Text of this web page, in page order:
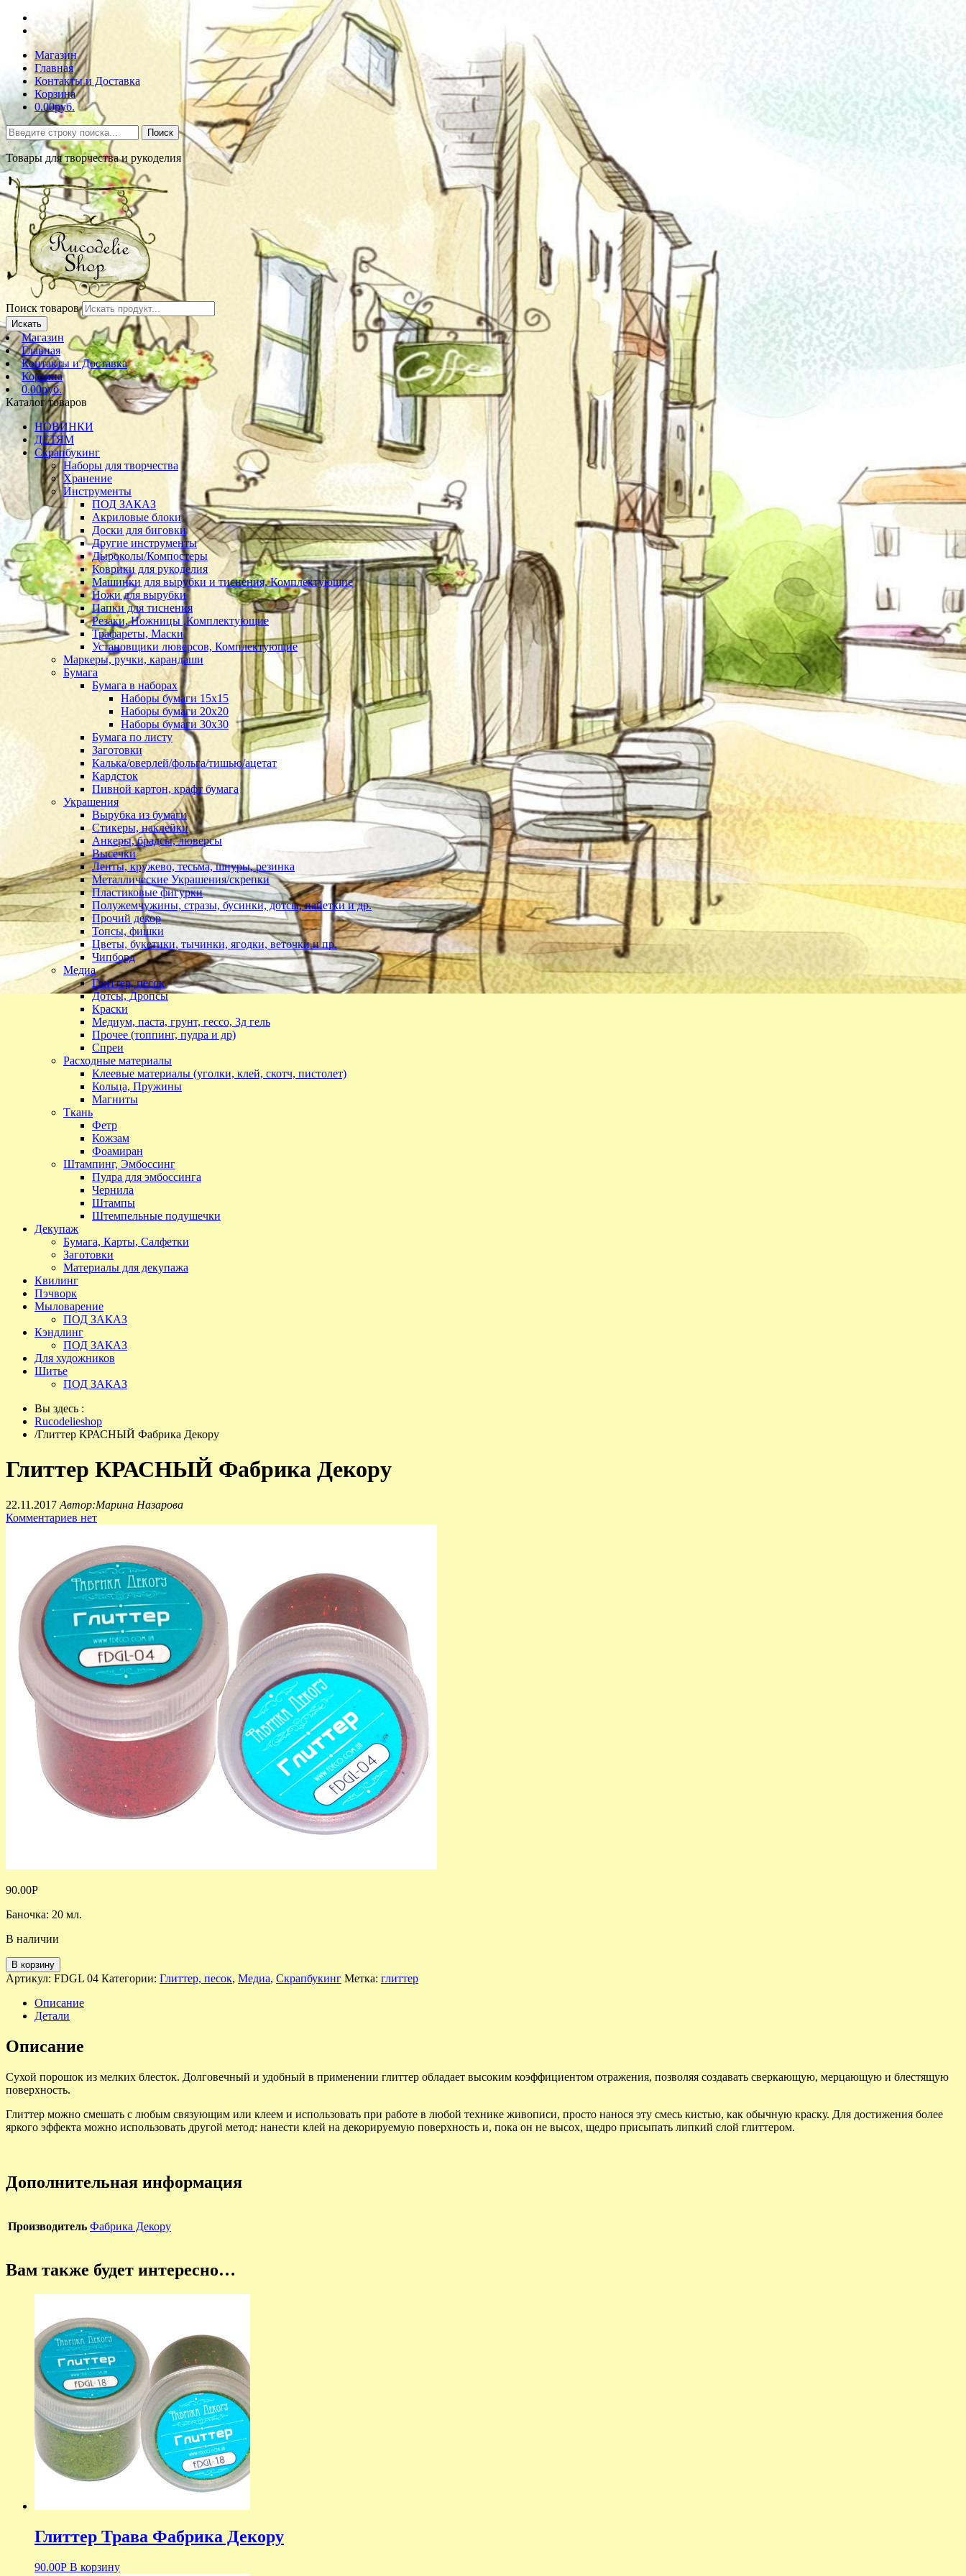
Магазин
Главная
Контакты и Доставка
Корзина
0.00руб.
Поиск
Товары для творчества и рукоделия
Поиск товаров
Искать
Магазин
Главная
Контакты и Доставка
Корзина
0.00руб.
Каталог товаров
НОВИНКИ
ДЕТЯМ
Скрапбукинг
Наборы для творчества
Хранение
Инструменты
ПОД ЗАКАЗ
Акриловые блоки
Доски для биговки
Другие инструменты
Дыроколы/Компостеры
Коврики для рукоделия
Машинки для вырубки и тиснения, Комплектующие
Ножи для вырубки
Папки для тиснения
Резаки, Ножницы ,Комплектующие
Трафареты, Маски
Установщики люверсов, Комплектующие
Маркеры, ручки, карандаши
Бумага
Бумага в наборах
Наборы бумаги 15х15
Наборы бумаги 20х20
Наборы бумаги 30х30
Бумага по листу
Заготовки
Калька/оверлей/фольга/тишью/ацетат
Кардсток
Пивной картон, крафт бумага
Украшения
Вырубка из бумаги
Стикеры, наклейки
Анкеры, брадсы, люверсы
Высечки
Ленты, кружево, тесьма, шнуры, резинка
Металлические Украшения/скрепки
Пластиковые фигурки
Полужемчужины, стразы, бусинки, дотсы, пайетки и др.
Прочий декор
Топсы, фишки
Цветы, букетики, тычинки, ягодки, веточки и пр.
Чипборд
Медиа
Глиттер, песок
Дотсы, Дропсы
Краски
Медиум, паста, грунт, гессо, 3д гель
Прочее (топпинг, пудра и др)
Спреи
Расходные материалы
Клеевые материалы (уголки, клей, скотч, пистолет)
Кольца, Пружины
Магниты
Ткань
Фетр
Кожзам
Фоамиран
Штампинг, Эмбоссинг
Пудра для эмбоссинга
Чернила
Штампы
Штемпельные подушечки
Декупаж
Бумага, Карты, Салфетки
Заготовки
Материалы для декупажа
Квилинг
Пэчворк
Мыловарение
ПОД ЗАКАЗ
Кэндлинг
ПОД ЗАКАЗ
Для художников
Шитье
ПОД ЗАКАЗ
Вы здесь :
Rucodelieshop
/Глиттер КРАСНЫЙ Фабрика Декору
Глиттер КРАСНЫЙ Фабрика Декору
22.11.2017 Автор:Марина Назарова
Комментариев нет
90.00Р
Баночка: 20 мл.
В наличии
В корзину
Артикул: FDGL 04 Категории: Глиттер, песок, Медиа, Скрапбукинг Метка: глиттер
Описание
Детали
Описание
Сухой порошок из мелких блесток. Долговечный и удобный в применении глиттер обладает высоким коэффициентом отражения, позволяя создавать сверкающую, мерцающую и блестящую
поверхность.
Глиттер можно смешать с любым связующим или клеем и использовать при работе в любой технике живописи, просто нанося эту смесь кистью, как обычную краску. Для достижения более
яркого эффекта можно использовать другой метод: нанести клей на декорируемую поверхность и, пока он не высох, щедро присыпать липкий слой глиттером.
Дополнительная информация
Производитель Фабрика Декору
Вам также будет интересно…
Глиттер Трава Фабрика Декору
90.00Р В корзину